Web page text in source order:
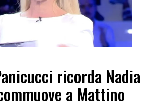
ricorda Nadia
a Mattino